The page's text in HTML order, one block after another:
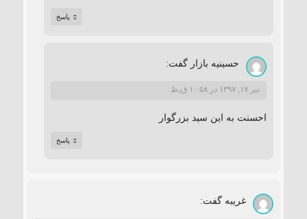
پاسخ
حسینیه بازار گفت:
تیر ۱۷, ۱۳۹۷ در ۱۰:۵۸ ق٫ظ
احسنت به این سید بزرگوار
پاسخ
غریبه گفت: